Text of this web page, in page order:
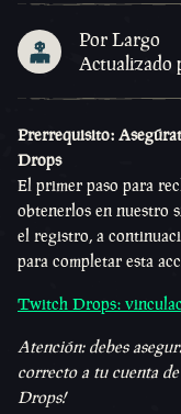
Por Largo
Actualizado
Prerrequisito:
Drops
El primer paso para
obtenerlos en nuestro
el registro, a
para completar esta
Twitch Drops:
Atención: debes
correcto a tu cuenta
Drops!